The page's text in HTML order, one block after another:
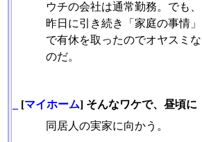
ウチの会社は通常勤務。でも、
昨日に引き続き「家庭の事情」
で有休を取ったのでオヤスミな
のだ。
[マイホーム] そんなワケで、昼頃に
同居人の実家に向かう。